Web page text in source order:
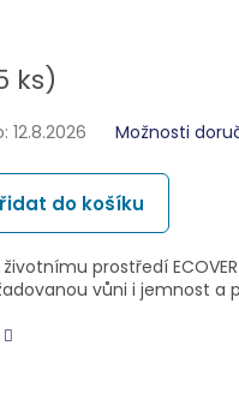
ks)
12.8.2026 Možnosti
do košíku
prostředí
vůni i jemnost a